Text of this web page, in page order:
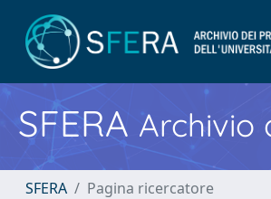
SFERA Archivio
SFERA Pagina ricercatore